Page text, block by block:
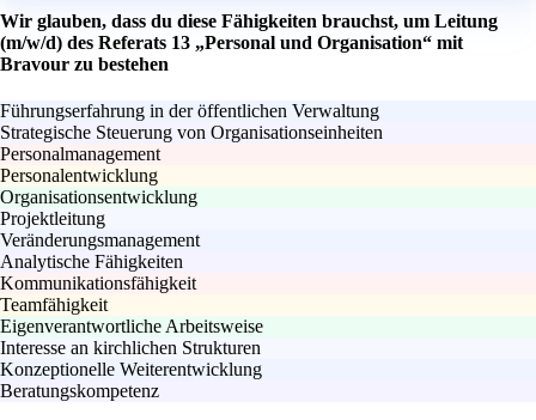
Wir glauben, dass du diese Fähigkeiten brauchst, um Leitung
(m/w/d) des Referats 13 „Personal und Organisation“ mit
Bravour zu bestehen
Führungserfahrung in der öffentlichen Verwaltung
Strategische Steuerung von Organisationseinheiten
Personalmanagement
Personalentwicklung
Organisationsentwicklung
Projektleitung
Veränderungsmanagement
Analytische Fähigkeiten
Kommunikationsfähigkeit
Teamfähigkeit
Eigenverantwortliche Arbeitsweise
Interesse an kirchlichen Strukturen
Konzeptionelle Weiterentwicklung
Beratungskompetenz